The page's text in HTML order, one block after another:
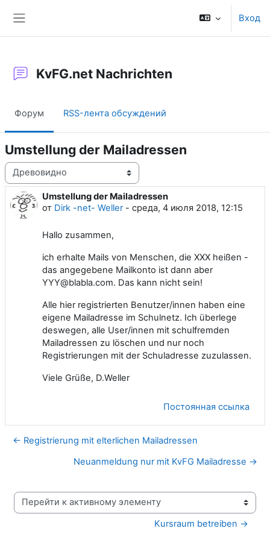
Вход
KvFG.net Nachrichten
Форум RSS-лента обсуждений
Umstellung der Mailadressen
Режим отображения
Umstellung der Mailadressen
от Dirk -net- Weller- среда, 4 июля 2018, 12:15
Количество ответов: 0
Hallo zusammen,
ich erhalte Mails von Menschen, die XXX heißen -
das angegebene Mailkonto ist dann aber
YYY@blabla.com. Das kann nicht sein!
Alle hier registrierten Benutzer/innen haben eine
eigene Mailadresse im Schulnetz. Ich überlege
deswegen, alle User/innen mit schulfremden
Mailadressen zu löschen und nur noch
Registrierungen mit der Schuladresse zuzulassen.
Viele Grüße, D.Weller
Постоянная ссылка
← Registrierung mit elterlichen Mailadressen
Neuanmeldung nur mit KvFG Mailadresse →
Перейти к активному элементу
Kursraum betreiben →